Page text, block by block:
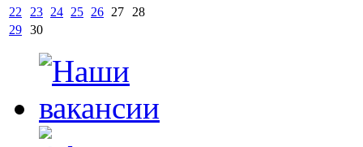
22
23 24 25 26 27
28
29 30